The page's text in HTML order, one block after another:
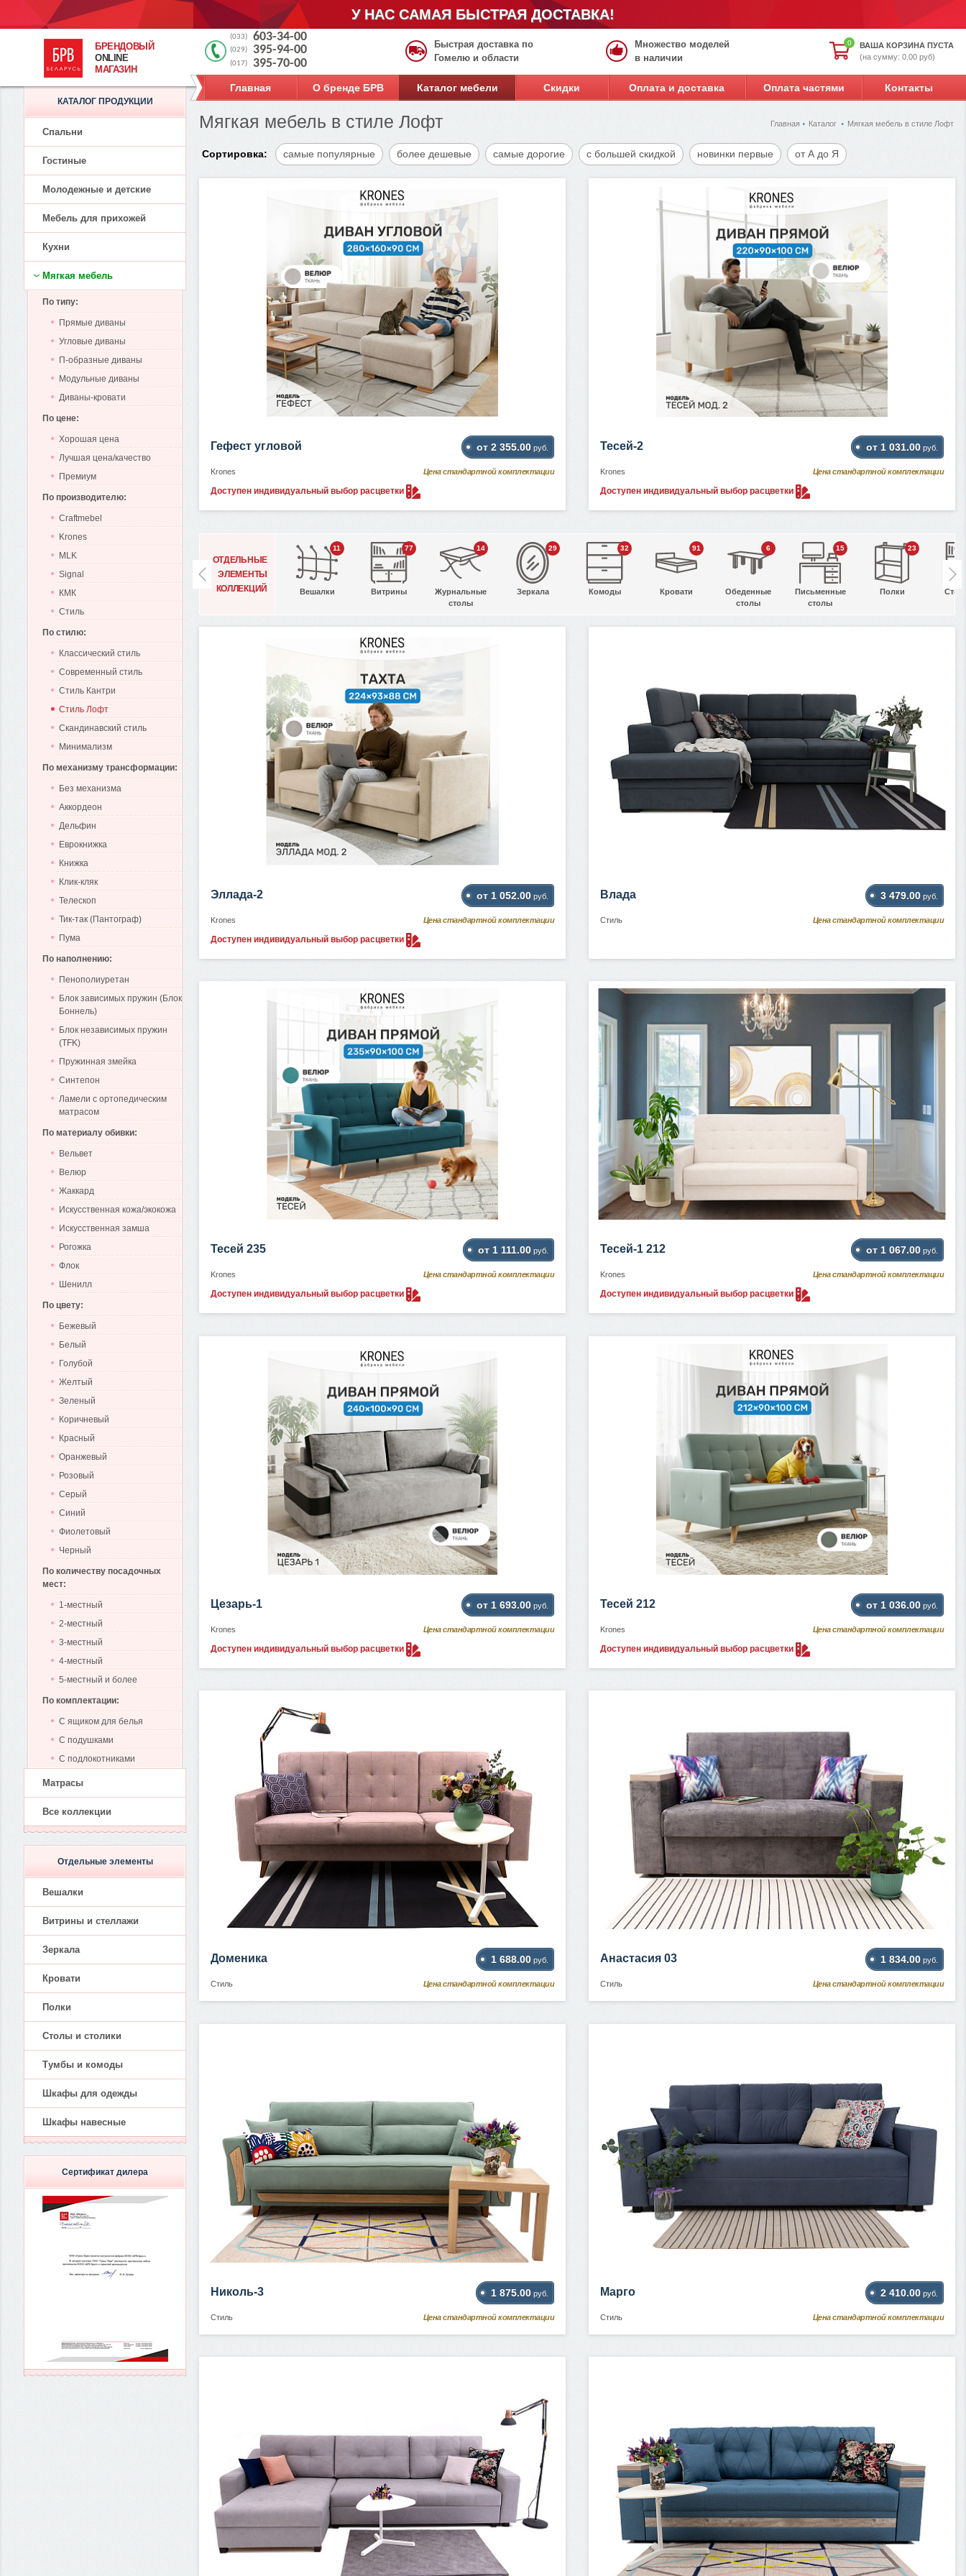
У НАС САМАЯ БЫСТРАЯ ДОСТАВКА!
БРЕНДОВЫЙ
ONLINE
МАГАЗИН
0
ВАША КОРЗИНА ПУСТА
(на сумму: 0.00 руб)
(033) 603-34-00
(029) 395-94-00
(017) 395-70-00
Быстрая доставка по
Гомелю и области
Множество моделей
в наличии
Главная О бренде БРВ Каталог мебели Скидки Оплата и доставка Оплата частями Контакты
Главная Каталог Мягкая мебель в стиле Лофт
Мягкая мебель в стиле Лофт
Сортировка: самые популярные более дешевые самые дорогие с большей скидкой новинки первые от А до Я
Гефест угловой от 2 355.00 руб.
Krones Цена стандартной комплектации
Доступен индивидуальный выбор расцветки
Тесей-2 от 1 031.00 руб.
Krones Цена стандартной комплектации
Доступен индивидуальный выбор расцветки
ОТДЕЛЬНЫЕ
ЭЛЕМЕНТЫ
КОЛЛЕКЦИЙ
11
Вешалки
77
Витрины
14
Журнальные
столы
29
Зеркала
32
Комоды
91
Кровати
6
Обеденные
столы
15
Письменные
столы
23
Полки
Эллада-2 от 1 052.00 руб.
Krones Цена стандартной комплектации
Доступен индивидуальный выбор расцветки
Влада 3 479.00 руб.
Стиль Цена стандартной комплектации
Тесей 235 от 1 111.00 руб.
Krones Цена стандартной комплектации
Доступен индивидуальный выбор расцветки
Тесей-1 212 от 1 067.00 руб.
Krones Цена стандартной комплектации
Доступен индивидуальный выбор расцветки
Цезарь-1 от 1 693.00 руб.
Krones Цена стандартной комплектации
Доступен индивидуальный выбор расцветки
Тесей 212 от 1 036.00 руб.
Krones Цена стандартной комплектации
Доступен индивидуальный выбор расцветки
Доменика 1 688.00 руб.
Стиль Цена стандартной комплектации
Анастасия 03 1 834.00 руб.
Стиль Цена стандартной комплектации
Николь-3 1 875.00 руб.
Стиль Цена стандартной комплектации
Марго 2 410.00 руб.
Стиль Цена стандартной комплектации
КАТАЛОГ ПРОДУКЦИИ
Спальни
Гостиные
Молодежные и детские
Мебель для прихожей
Кухни
Мягкая мебель
По типу:
Прямые диваны
Угловые диваны
П-образные диваны
Модульные диваны
Диваны-кровати
По цене:
Хорошая цена
Лучшая цена/качество
Премиум
По производителю:
Craftmebel
Krones
MLK
Signal
КМК
Стиль
По стилю:
Классический стиль
Современный стиль
Стиль Кантри
Стиль Лофт
Скандинавский стиль
Минимализм
По механизму трансформации:
Без механизма
Аккордеон
Дельфин
Еврокнижка
Книжка
Клик-кляк
Телескоп
Тик-так (Пантограф)
Пума
По наполнению:
Пенополиуретан
Блок зависимых пружин (Блок
Боннель)
Блок независимых пружин
(TFK)
Пружинная змейка
Синтепон
Ламели с ортопедическим
матрасом
По материалу обивки:
Вельвет
Велюр
Жаккард
Искусственная кожа/экокожа
Искусственная замша
Рогожка
Флок
Шенилл
По цвету:
Бежевый
Белый
Голубой
Желтый
Зеленый
Коричневый
Красный
Оранжевый
Розовый
Серый
Синий
Фиолетовый
Черный
По количеству посадочных
мест:
1-местный
2-местный
3-местный
4-местный
5-местный и более
По комплектации:
С ящиком для белья
С подушками
С подлокотниками
Матрасы
Все коллекции
Отдельные элементы
Вешалки
Витрины и стеллажи
Зеркала
Кровати
Полки
Столы и столики
Тумбы и комоды
Шкафы для одежды
Шкафы навесные
Сертификат дилера